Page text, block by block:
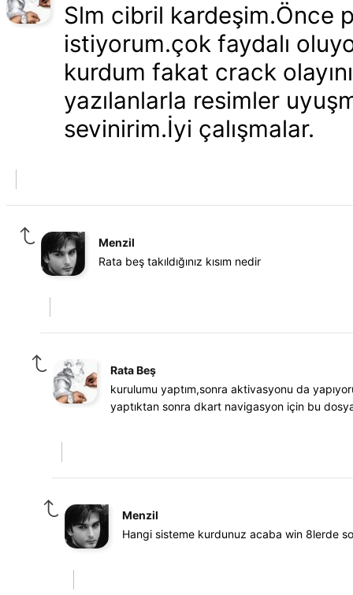
Slm cibril kardeşim.Önce
istiyorum.çok faydalı
kurdum fakat crack
yazılanlarla resimler
sevinirim.İyi çalışmalar.
Menzil
Rata beş takıldığınız kısım nedir
Rata Beş
kurulumu yaptım,sonra aktivasyonu da
yaptıktan sonra dkart navigasyon için bu
Menzil
Hangi sisteme kurdunuz acaba win 8lerde